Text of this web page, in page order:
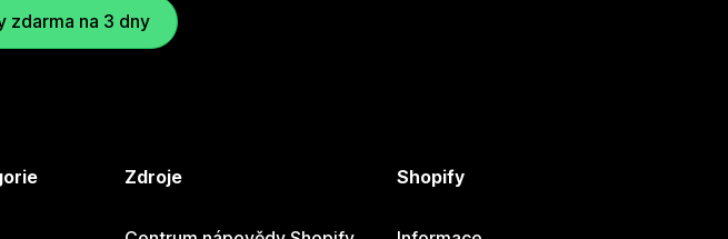
zdarma na 3 dny
Zdroje Shopify